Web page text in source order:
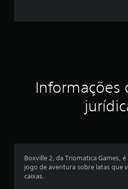
Informações
Boxville 2, da Triomatica Games,
jogo de aventura sobre latas que
caixas.